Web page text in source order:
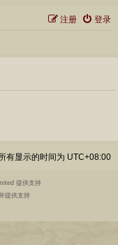
登录
注册
有显示的时间为 UTC+08:00
提供支持
提供支持